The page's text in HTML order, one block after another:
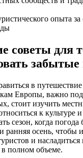
опыта за
советы для
в
Европы, важно
стоит изучить
к культуре
сезон, когда погода
ранняя осень, чтобы
и
полном объеме.